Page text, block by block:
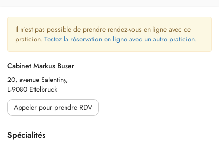
Il n’est pas possible de prendre rendez-vous en ligne avec ce
praticien. Testez la réservation en ligne avec un autre praticien.
Cabinet Markus Buser
20, avenue Salentiny,
L-9080 Ettelbruck
Appeler pour prendre RDV
Spécialités